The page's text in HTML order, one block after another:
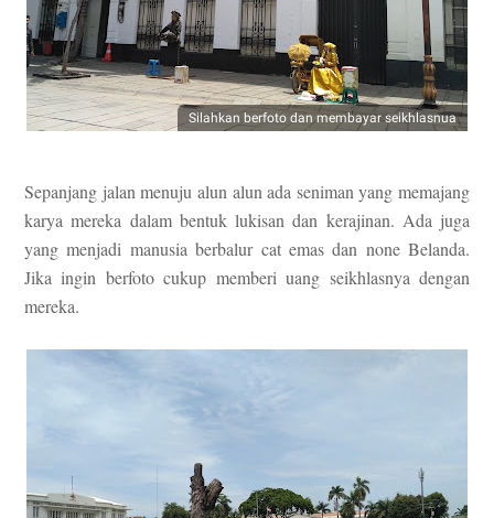
Silahkan berfoto dan membayar seikhlasnua
Sepanjang jalan menuju alun alun ada seniman yang memajang
karya mereka dalam bentuk lukisan dan kerajinan. Ada juga
yang menjadi manusia berbalur cat emas dan none Belanda.
Jika ingin berfoto cukup memberi uang seikhlasnya dengan
mereka.